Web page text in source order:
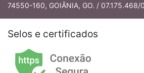
74550-160, GOIÂNIA, GO. / 07.175.468/
Selos e certificados